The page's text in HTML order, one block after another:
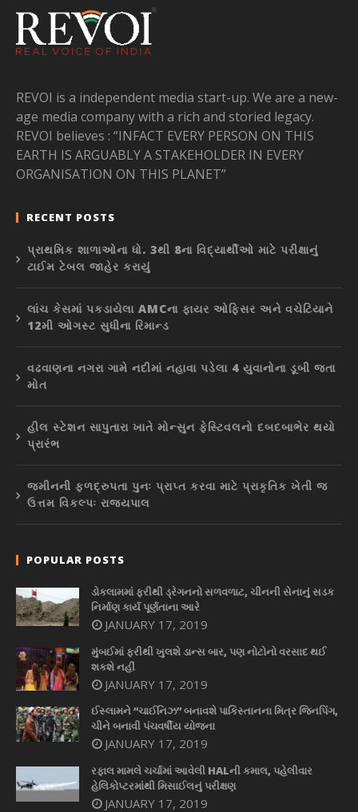
REVOI is a independent media start-up. We are a new-
age media company with a rich and storied legacy.
REVOI believes : “INFACT EVERY PERSON ON THIS
EARTH IS ARGUABLY A STAKEHOLDER IN EVERY
ORGANISATION ON THIS PLANET”
RECENT POSTS
પ્રાથમિક શાળાઓના ધો. 3થી 8ના વિદ્યાર્થીઓ માટે પરીક્ષાનું
ટાઈમ ટેબલ જાહેર કરાયું
લાંચ કેસમાં પકડાયેલા AMCના ફાયર ઓફિસર અને વચેટિયાને
12મી ઓગસ્ટ સુધીના રિમાન્ડ
વઢવાણના નગરા ગામે નદીમાં નહાવા પડેલા 4 યુવાનોના ડૂબી જતા
મોત
હીલ સ્ટેશન સાપુતારા ખાતે મોન્સુન ફેસ્ટિવલનો દબદબાભેર થયો
પ્રારંભ
જમીનની ફળદ્રુપતા પુનઃ પ્રાપ્ત કરવા માટે પ્રાકૃતિક ખેતી જ
ઉત્તમ વિકલ્પઃ રાજ્યપાલ
POPULAR POSTS
ડોકલામમાં ફરીથી ડ્રેગનનો સળવળાટ, ચીનની સેનાનું સડક
નિર્માણ કાર્ય પૂર્ણતાના આરે
JANUARY 17, 2019
મુંબઈમાં ફરીથી ખુલશે ડાન્સ બાર, પણ નોટોનો વરસાદ થઈ
શકશે નહીં
JANUARY 17, 2019
ઈસ્લામને “ચાઈનિઝ” બનાવશે પાકિસ્તાનના મિત્ર જિનપિંગ,
ચીને બનાવી પંચવર્ષીય યોજના
JANUARY 17, 2019
રફાલ મામલે ચર્ચામાં આવેલી HALની કમાલ, પહેલીવાર
હેલિકોપ્ટરમાંથી મિસાઈલનું પરીક્ષણ
JANUARY 17, 2019